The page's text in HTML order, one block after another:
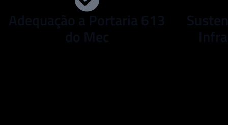
Adequação a Portaria 613
do Mec